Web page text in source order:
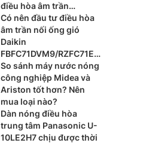
điều hòa âm trần
Mitsubishi FDT100CNZ-
W5 cho phòng khách?
Có nên đầu tư điều hòa
âm trần nối ống gió
Daikin
FBFC71DVM9/RZFC71EV
M cho xu hướng nội thất
cao cấp?
So sánh máy nước nóng
công nghiệp Midea và
Ariston tốt hơn? Nên
mua loại nào?
Dàn nóng điều hòa
trung tâm Panasonic U-
10LE2H7 chịu được thời